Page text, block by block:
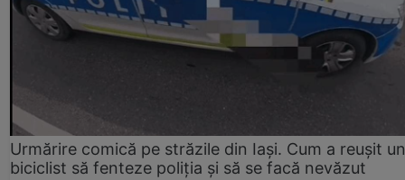
Urmărire comică pe străzile din Iași. Cum a reușit un
biciclist să fenteze poliția și să se facă nevăzut